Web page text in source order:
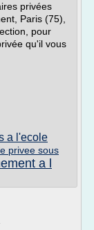
privées
Paris (75),
pour
qu'il vous
a l'ecole
privee sous
a l